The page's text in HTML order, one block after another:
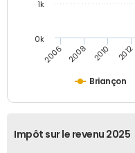
Briançon
2006 2008 2010 2012
0k
1k
Impôt sur le revenu 2025